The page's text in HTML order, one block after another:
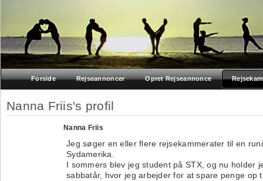
Forside Rejseannoncer Opret Rejseannonce
Nanna Friis's profil
Nanna Friis
Jeg søger en eller flere rejsekammerater til en
Sydamerika.
I sommers blev jeg student på STX, og nu holder
sabbatår, hvor jeg arbejder for at spare penge op